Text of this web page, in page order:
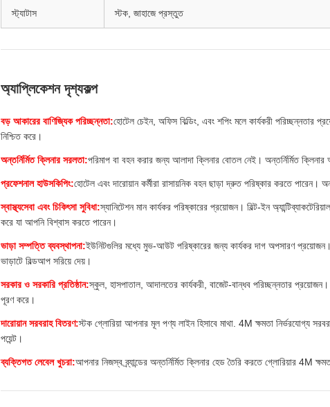
স্ট্যাটাস স্টক, জাহাজে প্রস্তুত
অ্যাপ্লিকেশন দৃশ্যকল্প
বড় আকারের বাণিজ্যিক পরিচ্ছন্নতা:হোটেল চেইন, অফিস বিল্ডিং, এবং শপিং মলে কার্যকরী পরিচ্ছন্নতার
নিশ্চিত করে।
অন্তর্নির্মিত ক্লিনার সরলতা:পরিমাপ বা বহন করার জন্য আলাদা ক্লিনার বোতল নেই। অন্তর্নির্মিত ক্লিনার
প্রফেশনাল হাউসকিপিং:হোটেল এবং দারোয়ান কর্মীরা রাসায়নিক বহন ছাড়া দ্রুত পরিষ্কার করতে পারেন।
স্বাস্থ্যসেবা এবং চিকিৎসা সুবিধা:স্যানিটেশন মান কার্যকর পরিষ্কারের প্রয়োজন। বিল্ট-ইন
করে যা আপনি বিশ্বাস করতে পারেন।
ভাড়া সম্পত্তি ব্যবস্থাপনা:ইউনিটগুলির মধ্যে মুভ-আউট পরিষ্কারের জন্য কার্যকর দাগ অপসারণ প্রয়োজন।
ভাড়াটে বিল্ডআপ সরিয়ে দেয়।
সরকার ও সরকারি প্রতিষ্ঠান:স্কুল, হাসপাতাল, আদালতের কার্যকরী, বাজেট-বান্ধব পরিচ্ছন্নতার
পূরণ করে।
দারোয়ান সরবরাহ বিতরণ:স্টক গ্লোরিয়া আপনার মূল পণ্য লাইন হিসাবে মাথা. 4M ক্ষমতা নির্ভরযোগ্য
পয়েন্ট।
ব্যক্তিগত লেবেল খুচরা:আপনার নিজস্ব ব্র্যান্ডের অন্তর্নির্মিত ক্লিনার হেড তৈরি করতে গ্লোরিয়ার 4M